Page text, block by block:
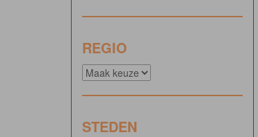
REGIO
STEDEN